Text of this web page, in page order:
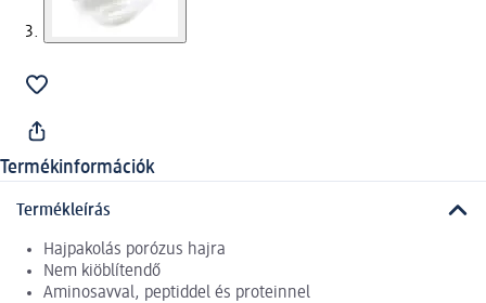
Termékinformációk
Termékleírás
Hajpakolás porózus hajra
Nem kiöblítendő
Aminosavval, peptiddel és proteinnel